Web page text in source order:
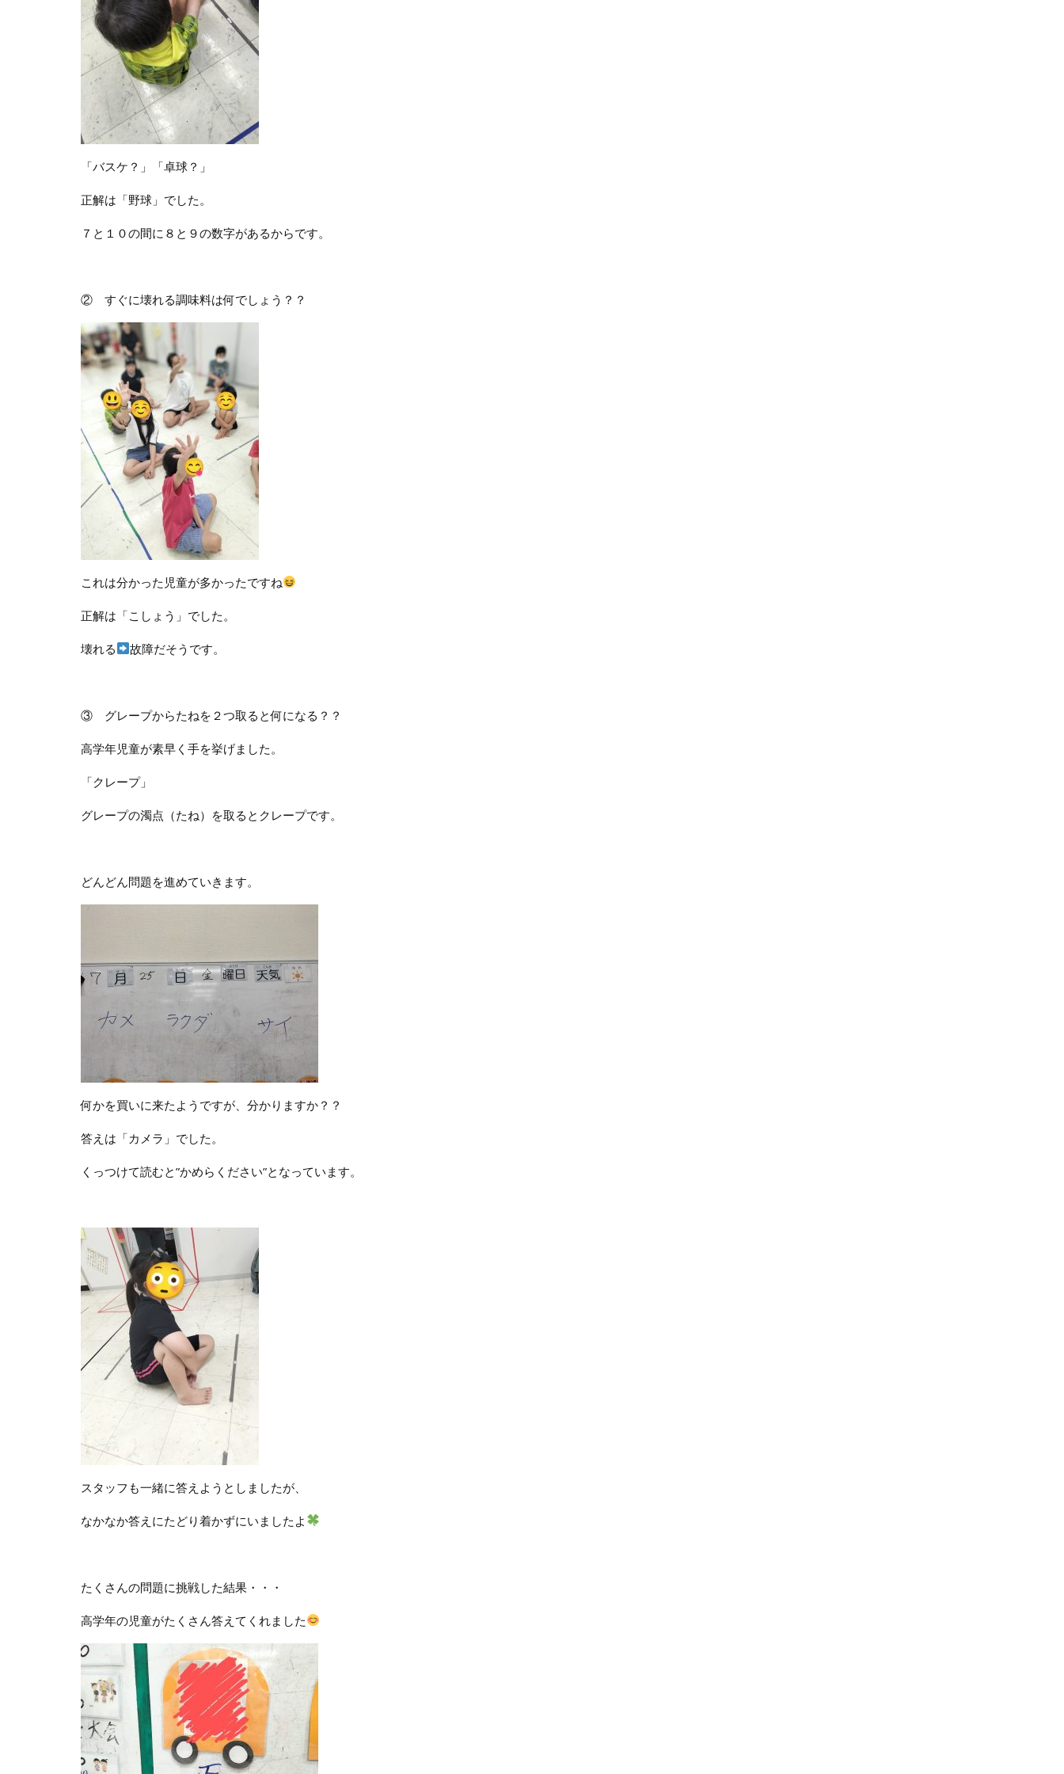
「バスケ？」「卓球？」
正解は「野球」でした。
７と１０の間に８と９の数字があるからです。
② すぐに壊れる調味料は何でしょう？？
これは分かった児童が多かったですね
正解は「こしょう」でした。
壊れる 故障だそうです。
③ グレープからたねを２つ取ると何になる？？
高学年児童が素早く手を挙げました。
「クレープ」
グレープの濁点（たね）を取るとクレープです。
どんどん問題を進めていきます。
何かを買いに来たようですが、分かりますか？？
答えは「カメラ」でした。
くっつけて読むと”かめらください”となっています。
スタッフも一緒に答えようとしましたが、
なかなか答えにたどり着かずにいましたよ
たくさんの問題に挑戦した結果・・・
高学年の児童がたくさん答えてくれました